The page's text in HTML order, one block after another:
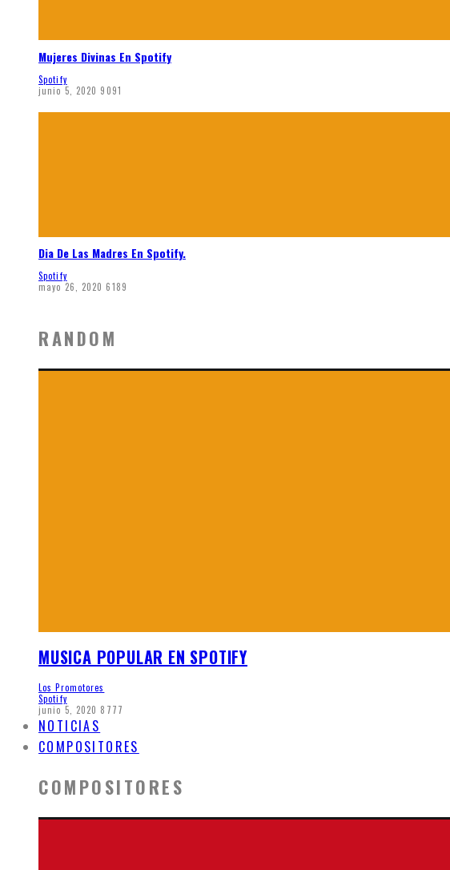
Mujeres Divinas En Spotify
Spotify
junio 5, 2020 9091
Dia De Las Madres En Spotify.
Spotify
mayo 26, 2020 6189
RANDOM
MUSICA POPULAR EN SPOTIFY
Los Promotores
Spotify
junio 5, 2020 8777
NOTICIAS
COMPOSITORES
COMPOSITORES